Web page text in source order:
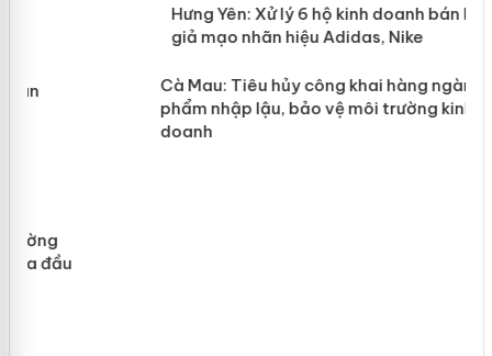
Hưng Yên: Xử lý 6 hộ kinh doanh bán
hàng giả mạo nhãn hiệu Adidas, Nike